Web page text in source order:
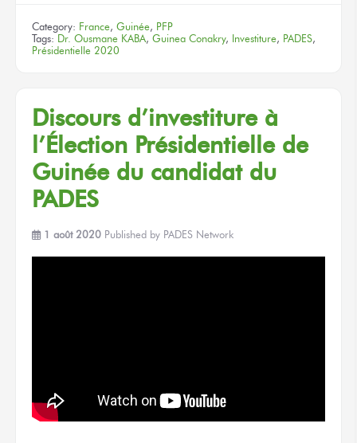
Category: France, Guinée, PFP
Tags: Dr. Ousmane KABA, Guinea Conakry, Investiture, PADES,
Présidentielle 2020
Discours d’investiture à
l’Élection Présidentielle de
Guinée du candidat du
PADES
1 août 2020 Published by PADES Network